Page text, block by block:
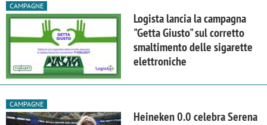
CAMPAGNE
Logista lancia la campagna
"Getta Giusto" sul corretto
smaltimento delle sigarette
elettroniche
CAMPAGNE
Heineken 0.0 celebra Serena